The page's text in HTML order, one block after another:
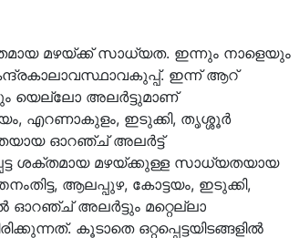
മഴയ്ക്ക് സാധ്യത. ഇന്നും നാളെയും
ഇന്ന് ആറ്
യെല്ലോ അലർട്ടുമാണ്
എറണാകുളം, ഇടുക്കി, തൃശ്ശൂർ
ഓറഞ്ച് അലർട്ട്
ശക്തമായ മഴയ്ക്കുള്ള സാധ്യതയായ
ആലപ്പുഴ, കോട്ടയം, ഇടുക്കി,
ഓറഞ്ച് അലർട്ടും മറ്റെല്ലാ
കൂടാതെ ഒറ്റപ്പെട്ടയിടങ്ങളിൽ